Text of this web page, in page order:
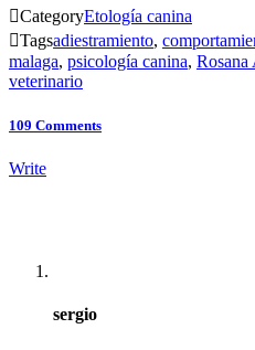
CategoryEtología canina
Tagsadiestramiento,
malaga, psicología canina, Rosana
veterinario
109 Comments
Write
sergio